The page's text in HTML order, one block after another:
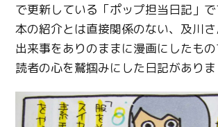
で更新している「ポップ担当日記」で
本の紹介とは直接関係のない、及川
出来事をありのままに漫画にしたもの
読者の心を鷲掴みにした日記がありま